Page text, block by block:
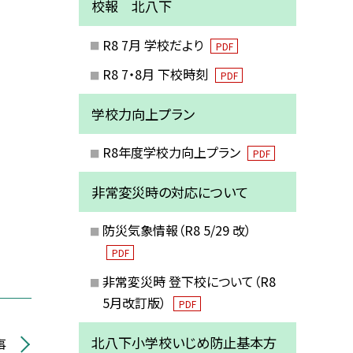
校報 北八下
R8 7月 学校だより PDF
R8 7・8月 下校時刻 PDF
学校力向上プラン
R8年度学校力向上プラン PDF
非常変災時の対応について
防災気象情報（R8 5/29 改）
PDF
非常変災時 登下校について（R8
5月改訂版）
PDF
北八下小学校いじめ防止基本方